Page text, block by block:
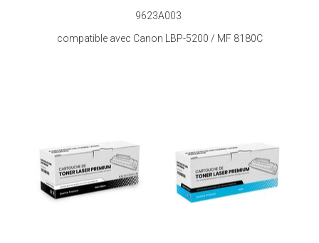
9623A003
compatible avec Canon LBP-5200 / MF 8180C